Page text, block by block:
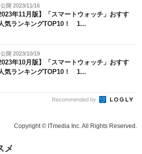
公開 2023/11/16
2023年11月版】「スマートウォッチ」おすす
気ランキングTOP10！ 1...
公開 2023/10/19
2023年10月版】「スマートウォッチ」おすす
気ランキングTOP10！ 1...
Recommended by
Copyright © ITmedia Inc. All Rights Reserved.
メ